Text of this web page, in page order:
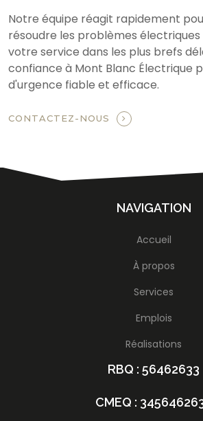
Notre équipe réagit rapidement
résoudre les problèmes
votre service dans les plus brefs
confiance à Mont Blanc Électrique
d'urgence fiable et efficace.
CONTACTEZ-NOUS
NAVIGATION
Accueil
À propos
Services
Emplois
Réalisations
RBQ : 56462633
CMEQ :